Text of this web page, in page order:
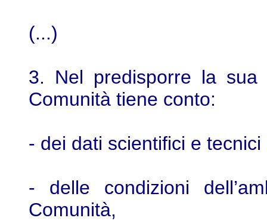
(...)
3. Nel predisporre la sua
Comunità tiene conto:
- dei dati scientifici e
- delle condizioni
Comunità,